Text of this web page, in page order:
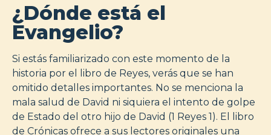
¿Dónde está el
Evangelio?
Si estás familiarizado con este momento de la
historia por el libro de Reyes, verás que se han
omitido detalles importantes. No se menciona la
mala salud de David ni siquiera el intento de golpe
de Estado del otro hijo de David (1 Reyes 1). El libro
de Crónicas ofrece a sus lectores originales una